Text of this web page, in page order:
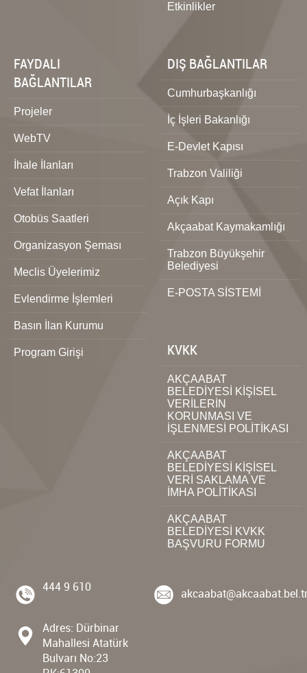
Etkinlikler
FAYDALI
BAĞLANTILAR
Projeler
WebTV
İhale İlanları
Vefat İlanları
Otobüs Saatleri
Organizasyon Şeması
Meclis Üyelerimiz
Evlendirme İşlemleri
Basın İlan Kurumu
Program Girişi
DIŞ BAĞLANTILAR
Cumhurbaşkanlığı
İç İşleri Bakanlığı
E-Devlet Kapısı
Trabzon Valiliği
Açık Kapı
Akçaabat Kaymakamlığı
Trabzon Büyükşehir
Belediyesi
E-POSTA SİSTEMİ
KVKK
AKÇAABAT
BELEDİYESİ KİŞİSEL
VERİLERİN
KORUNMASI VE
İŞLENMESİ POLİTİKASI
AKÇAABAT
BELEDİYESİ KİŞİSEL
VERİ SAKLAMA VE
İMHA POLİTİKASI
AKÇAABAT
BELEDİYESİ KVKK
BAŞVURU FORMU
444 9 610
Adres: Dürbinar
Mahallesi Atatürk
Bulvarı No:23